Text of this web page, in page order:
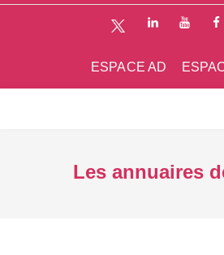
ESPACE AD
Les annuaires